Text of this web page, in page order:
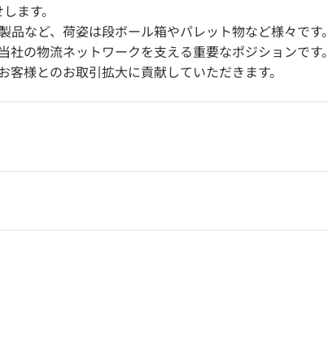
ます。
など、荷姿は段ボール箱やパレット物など様々です。
の物流ネットワークを支える重要なポジションです。
様とのお取引拡大に貢献していただきます。